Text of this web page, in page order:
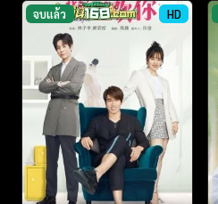
จบแล้ว HD